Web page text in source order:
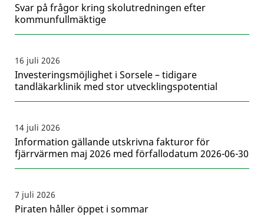
Svar på frågor kring skolutredningen efter
kommunfullmäktige
16 juli 2026
Investeringsmöjlighet i Sorsele – tidigare
tandläkarklinik med stor utvecklingspotential
14 juli 2026
Information gällande utskrivna fakturor för
fjärrvärmen maj 2026 med förfallodatum 2026-06-30
7 juli 2026
Piraten håller öppet i sommar